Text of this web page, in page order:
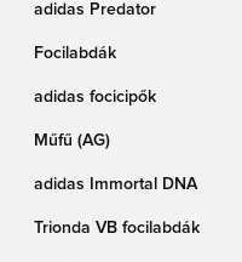
adidas Predator
Focilabdák
adidas focicipők
Műfű (AG)
adidas Immortal DNA
Trionda VB focilabdák